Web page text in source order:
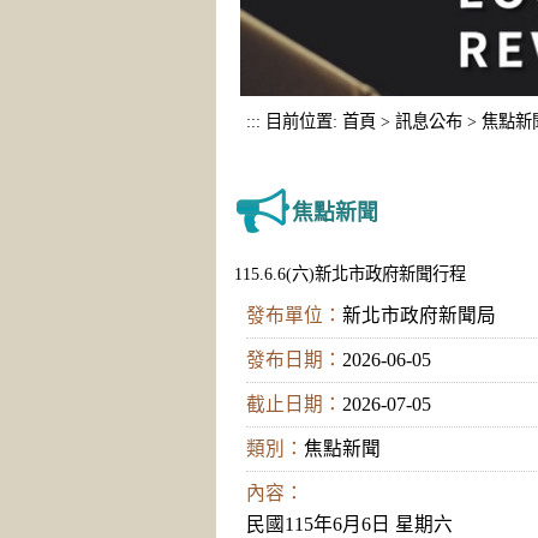
::: 目前位置: 首頁 > 訊息公布 > 焦點新
焦點新聞
115.6.6(六)新北市政府新聞行程
發布單位： 新北市政府新聞局
發布日期： 2026-06-05
截止日期： 2026-07-05
類別： 焦點新聞
內容：
民國115年6月6日 星期六